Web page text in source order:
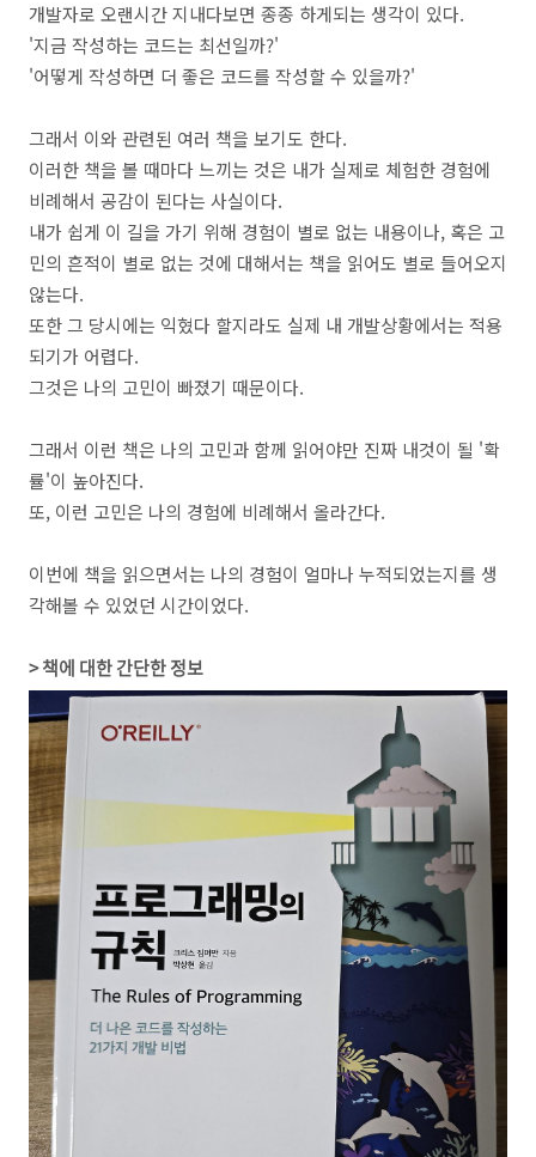
개발자로 오랜시간 지내다보면 종종 하게되는 생각이 있다.
'지금 작성하는 코드는 최선일까?'
'어떻게 작성하면 더 좋은 코드를 작성할 수 있을까?'
그래서 이와 관련된 여러 책을 보기도 한다.
이러한 책을 볼 때마다 느끼는 것은 내가 실제로 체험한 경험에
비례해서 공감이 된다는 사실이다.
내가 쉽게 이 길을 가기 위해 경험이 별로 없는 내용이나, 혹은 고
민의 흔적이 별로 없는 것에 대해서는 책을 읽어도 별로 들어오지
않는다.
또한 그 당시에는 익혔다 할지라도 실제 내 개발상황에서는 적용
되기가 어렵다.
그것은 나의 고민이 빠졌기 때문이다.
그래서 이런 책은 나의 고민과 함께 읽어야만 진짜 내것이 될 '확
률'이 높아진다.
또, 이런 고민은 나의 경험에 비례해서 올라간다.
이번에 책을 읽으면서는 나의 경험이 얼마나 누적되었는지를 생
각해볼 수 있었던 시간이었다.
> 책에 대한간단한 정보